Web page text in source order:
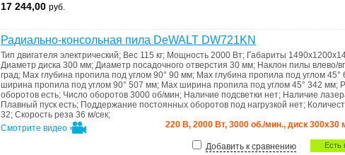
17 244,00 руб.
Радиально-консольная пила DeWALT DW721KN
Тип двигателя электрический; Вес 115 кг; Мощность 2000 Вт; Габариты
Диаметр диска 300 мм; Диаметр посадочного отверстия 30 мм; Наклон пилы влево/
град; Max глубина пропила под углом 90° 90 мм; Max глубина пропила под углом 45°
ширина пропила под углом 90° 507 мм; Max ширина пропила под углом 45° 342 мм;
оборотов есть; Число оборотов 3000 об/мин; Наличие подсветки нет; Наличие
Плавный пуск есть; Поддержание постоянных оборотов под нагрузкой нет;
32; Скорость реза 36 м/сек;
220 В, 2000 Вт, 3000 об./мин., диск 300х30
Смотрите видео
Есть
Добавить к сравнению